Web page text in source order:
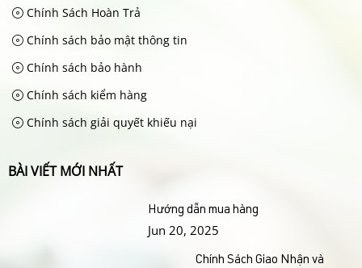
Chính Sách Hoàn Trả
Chính sách bảo mật thông tin
Chính sách bảo hành
Chính sách kiểm hàng
Chính sách giải quyết khiếu nại
BÀI VIẾT MỚI NHẤT
Hướng dẫn mua hàng
Jun 20, 2025
Chính Sách Giao Nhận và